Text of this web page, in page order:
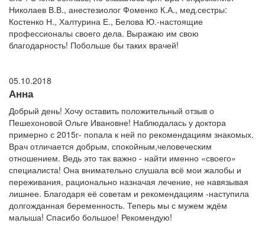
Николаев В.В., анестезиолог Фоменко К.А., мед.сестры:
Костенко Н., Халтурина Е., Белова Ю.-настоящие
профессионалы своего дела. Выражаю им свою
благодарность! Побольше бы таких врачей!
05.10.2018
Анна
Добрый день! Хочу оставить положительный отзыв о
Пешехоновой Ольге Ивановне! Наблюдалась у доктора
примерно с 2015г- попала к ней по рекомендациям знакомых.
Врач отличается добрым, спокойным,человеческим
отношением. Ведь это так важно - найти именно «своего»
специалиста! Она внимательно слушала всё мои жалобы и
переживания, рационально назначая лечение, не навязывая
лишнее. Благодаря её советам и рекомендациям -наступила
долгожданная беременность. Теперь мы с мужем ждём
малыша! Спасибо большое! Рекомендую!